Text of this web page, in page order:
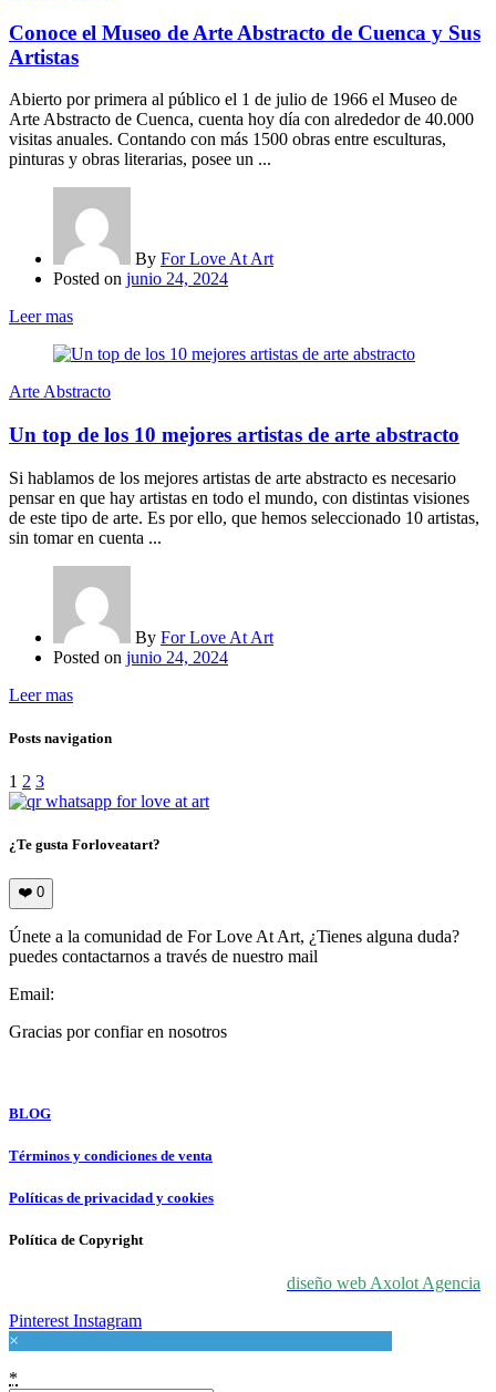
Conoce el Museo de Arte Abstracto de Cuenca y Sus
Artistas
Abierto por primera al público el 1 de julio de 1966 el Museo de
Arte Abstracto de Cuenca, cuenta hoy día con alrededor de 40.000
visitas anuales. Contando con más 1500 obras entre esculturas,
pinturas y obras literarias, posee un ...
By For Love At Art
Posted on junio 24, 2024
Leer mas
Arte Abstracto
Un top de los 10 mejores artistas de arte abstracto
Si hablamos de los mejores artistas de arte abstracto es necesario
pensar en que hay artistas en todo el mundo, con distintas visiones
de este tipo de arte. Es por ello, que hemos seleccionado 10 artistas,
sin tomar en cuenta ...
By For Love At Art
Posted on junio 24, 2024
Leer mas
Posts navigation
1 2 3
¿Te gusta Forloveatart?
❤️ 0
Únete a la comunidad de For Love At Art, ¿Tienes alguna duda?
puedes contactarnos a través de nuestro mail
Email:
Gracias por confiar en nosotros
BLOG
Términos y condiciones de venta
Políticas de privacidad y cookies
Política de Copyright
diseño web Axolot Agencia
Pinterest Instagram
×
*